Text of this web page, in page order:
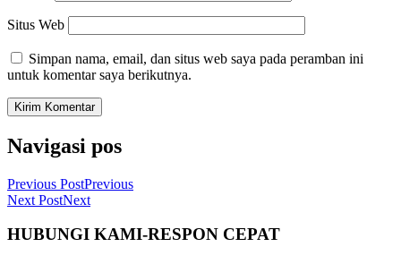
Situs Web
Simpan nama, email, dan situs web saya pada peramban ini
untuk komentar saya berikutnya.
Navigasi pos
Previous PostPrevious
Next PostNext
HUBUNGI KAMI-RESPON CEPAT